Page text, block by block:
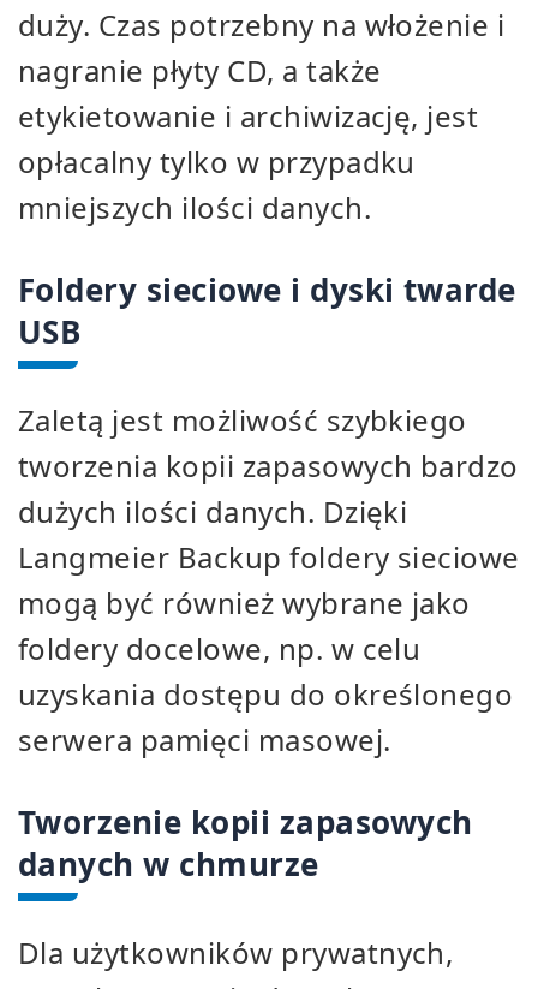
duży. Czas potrzebny na włożenie i
nagranie płyty CD, a także
etykietowanie i archiwizację, jest
opłacalny tylko w przypadku
mniejszych ilości danych.
Foldery sieciowe i dyski twarde
USB
Zaletą jest możliwość szybkiego
tworzenia kopii zapasowych bardzo
dużych ilości danych. Dzięki
Langmeier Backup foldery sieciowe
mogą być również wybrane jako
foldery docelowe, np. w celu
uzyskania dostępu do określonego
serwera pamięci masowej.
Tworzenie kopii zapasowych
danych w chmurze
Dla użytkowników prywatnych,